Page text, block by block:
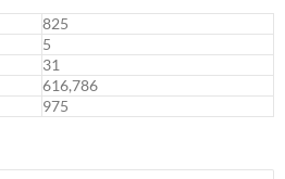
825
5
31
616,786
975